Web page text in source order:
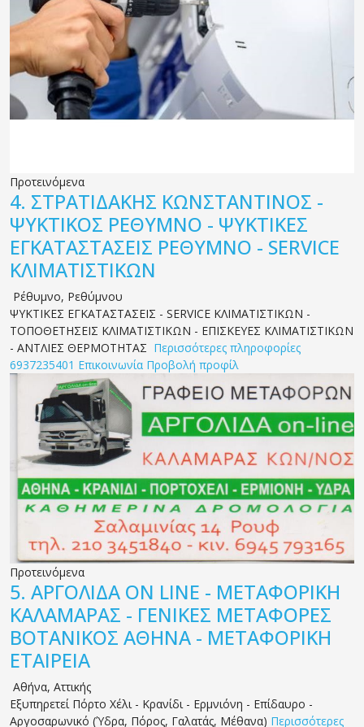
Προτεινόμενα
4. ΣΤΡΑΤΙΔΑΚΗΣ ΚΩΝΣΤΑΝΤΙΝΟΣ -
ΨΥΚΤΙΚΟΣ ΡΕΘΥΜΝΟ - ΨΥΚΤΙΚΕΣ
ΕΓΚΑΤΑΣΤΑΣΕΙΣ ΡΕΘΥΜΝΟ - SERVICE
ΚΛΙΜΑΤΙΣΤΙΚΩΝ
Ρέθυμνο, Ρεθύμνου
ΨΥΚΤΙΚΕΣ ΕΓΚΑΤΑΣΤΑΣΕΙΣ - SERVICE ΚΛΙΜΑΤΙΣΤΙΚΩΝ -
ΤΟΠΟΘΕΤΗΣΕΙΣ ΚΛΙΜΑΤΙΣΤΙΚΩΝ - ΕΠΙΣΚΕΥΕΣ ΚΛΙΜΑΤΙΣΤΙΚΩΝ
- ΑΝΤΛΙΕΣ ΘΕΡΜΟΤΗΤΑΣ Περισσότερες πληροφορίες
6937235401 Επικοινωνία Προβολή προφίλ
Προτεινόμενα
5. ΑΡΓΟΛΙΔΑ ON LINE - ΜΕΤΑΦΟΡΙΚΗ
ΚΑΛΑΜΑΡΑΣ - ΓΕΝΙΚΕΣ ΜΕΤΑΦΟΡΕΣ
ΒΟΤΑΝΙΚΟΣ ΑΘΗΝΑ - ΜΕΤΑΦΟΡΙΚΗ
ΕΤΑΙΡΕΙΑ
Αθήνα, Αττικής
Εξυπηρετεί Πόρτο Χέλι - Κρανίδι - Ερμνιόνη - Επίδαυρο -
Αργοσαρωνικό (Ύδρα, Πόρος, Γαλατάς, Μέθανα) Περισσότερες